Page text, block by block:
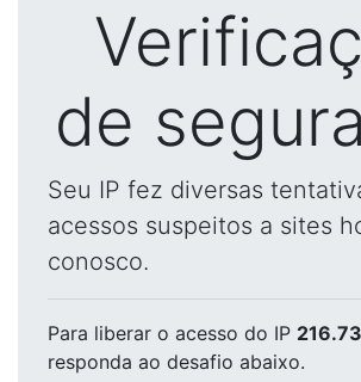
de
Seu IP fez diversas
acessos suspeitos a sites
conosco.
Para liberar o acesso do IP
responda ao desafio abaixo.